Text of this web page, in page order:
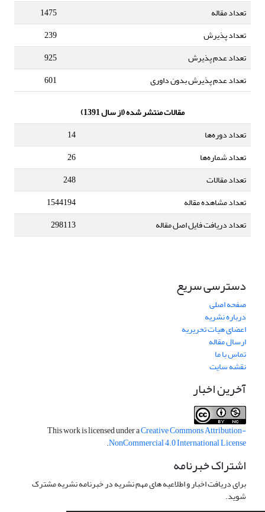
تعداد مقاله
1475
تعداد پذیرش
239
تعداد عدم پذیرش
925
تعداد عدم پذیرش بدون داوری
601
مقالات منتشر شده (از سال 1391)
تعداد دوره‌ها
14
تعداد شماره‌ها
26
تعداد مقالات
248
تعداد مشاهده مقاله
1544194
تعداد دریافت فایل اصل مقاله
298113
دسترسی سریع
صفحه اصلی
درباره نشریه
اعضای هیات تحریریه
ارسال مقاله
تماس با ما
نقشه سایت
آخرین اخبار
This work is licensed under aCreative Commons Attribution-
NonCommercial 4.0 International License
.
اشتراک خبرنامه
برای دریافت اخبار و اطلاعیه های مهم نشریه در خبرنامه نشریه مشترک
شوید.